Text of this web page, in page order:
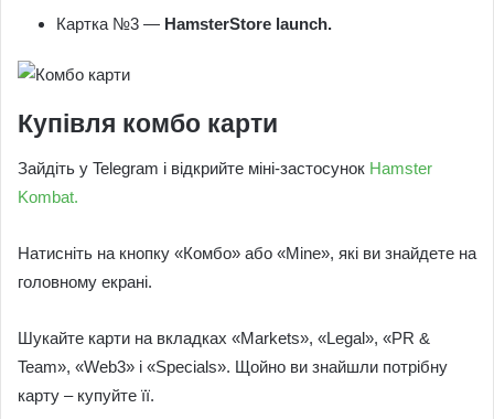
Картка №3 — HamsterStore launch.
Купівля комбо карти
Зайдіть у Telegram і відкрийте міні-застосунок Hamster
Kombat.
Натисніть на кнопку «Комбо» або «Mine», які ви знайдете на
головному екрані.
Шукайте карти на вкладках «Markets», «Legal», «PR &
Team», «Web3» і «Specials». Щойно ви знайшли потрібну
карту – купуйте її.